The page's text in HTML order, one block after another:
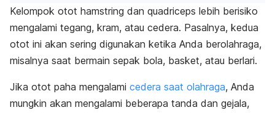
Kelompok otot hamstring dan quadriceps lebih berisiko
mengalami tegang, kram, atau cedera. Pasalnya, kedua
otot ini akan sering digunakan ketika Anda berolahraga,
misalnya saat bermain sepak bola, basket, atau berlari.
Jika otot paha mengalami cedera saat olahraga, Anda
mungkin akan mengalami beberapa tanda dan gejala,